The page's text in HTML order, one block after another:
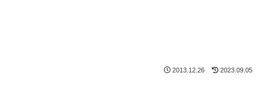
2013.12.26 2023.09.05